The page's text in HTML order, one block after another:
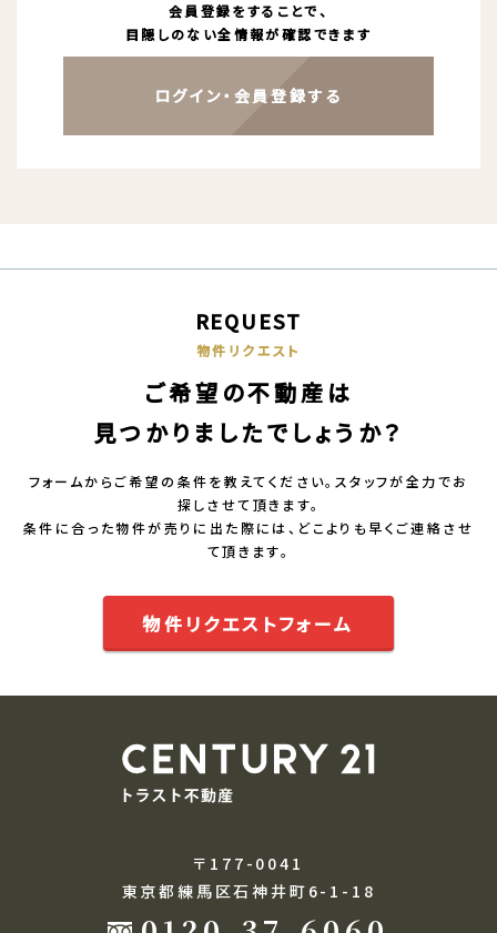
会員登録をすることで、
目隠しのない全情報が確認できます
ログイン・会員登録する
REQUEST
物件リクエスト
ご希望の不動産は
見つかりましたでしょうか？
フォームからご希望の条件を教えてください。スタッフが全力でお
探しさせて頂きます。
条件に合った物件が売りに出た際には、どこよりも早くご連絡させ
て頂きます。
物件リクエストフォーム
〒177-0041
東京都練馬区石神井町6-1-18